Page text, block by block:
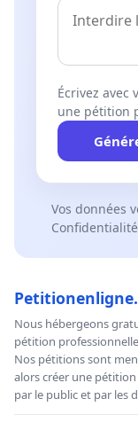
Écrivez avec
une pétition
Vos données
Nous hébergeons
pétition
Nos pétitions sont
alors créer une
par le public et par les